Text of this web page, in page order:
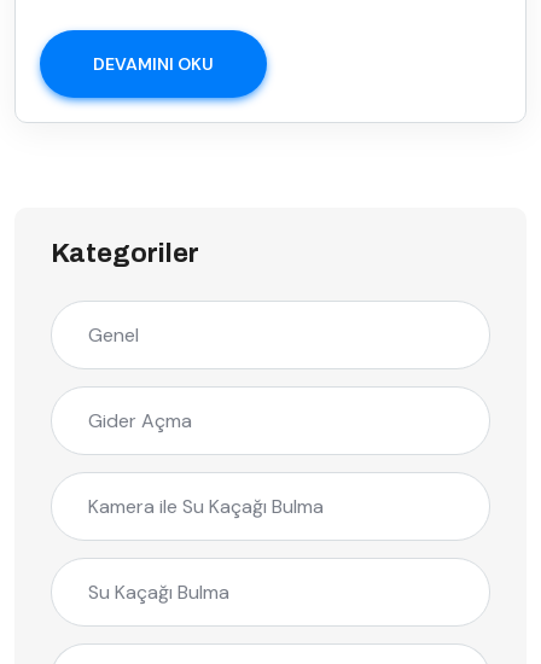
DEVAMINI OKU
Kategoriler
Genel
Gider Açma
Kamera ile Su Kaçağı Bulma
Su Kaçağı Bulma